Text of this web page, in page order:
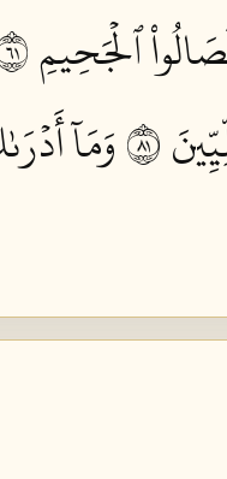
ٱلۡجَحِيمِ ١٦
١٨ وَمَآ